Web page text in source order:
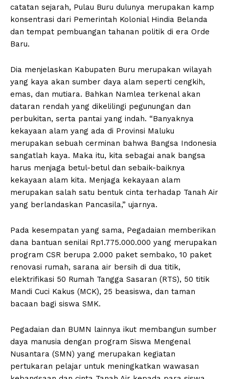
catatan sejarah, Pulau Buru dulunya merupakan kamp
konsentrasi dari Pemerintah Kolonial Hindia Belanda
dan tempat pembuangan tahanan politik di era Orde
Baru.
Dia menjelaskan Kabupaten Buru merupakan wilayah
yang kaya akan sumber daya alam seperti cengkih,
emas, dan mutiara. Bahkan Namlea terkenal akan
dataran rendah yang dikelilingi pegunungan dan
perbukitan, serta pantai yang indah. “Banyaknya
kekayaan alam yang ada di Provinsi Maluku
merupakan sebuah cerminan bahwa Bangsa Indonesia
sangatlah kaya. Maka itu, kita sebagai anak bangsa
harus menjaga betul-betul dan sebaik-baiknya
kekayaan alam kita. Menjaga kekayaan alam
merupakan salah satu bentuk cinta terhadap Tanah Air
yang berlandaskan Pancasila,” ujarnya.
Pada kesempatan yang sama, Pegadaian memberikan
dana bantuan senilai Rp1.775.000.000 yang merupakan
program CSR berupa 2.000 paket sembako, 10 paket
renovasi rumah, sarana air bersih di dua titik,
elektrifikasi 50 Rumah Tangga Sasaran (RTS), 50 titik
Mandi Cuci Kakus (MCK), 25 beasiswa, dan taman
bacaan bagi siswa SMK.
Pegadaian dan BUMN lainnya ikut membangun sumber
daya manusia dengan program Siswa Mengenal
Nusantara (SMN) yang merupakan kegiatan
pertukaran pelajar untuk meningkatkan wawasan